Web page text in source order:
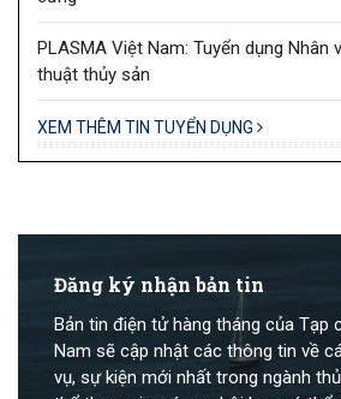
PLASMA Việt Nam: Tuyển dụng Nhân
thuật thủy sản
XEM THÊM TIN TUYỂN DỤNG
Đăng ký nhận bản tin
Bản tin điện tử hàng tháng của Tạp
Nam sẽ cập nhật các thông tin về
vụ, sự kiện mới nhất trong ngành